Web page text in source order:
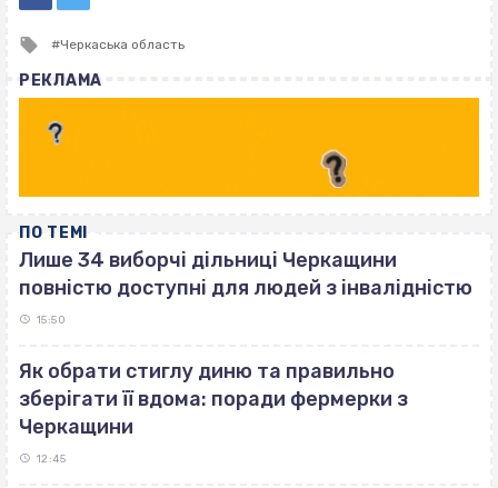
Tagged
Черкаська область
РЕКЛАМА
ПО ТЕМІ
Лише 34 виборчі дільниці Черкащини
повністю доступні для людей з інвалідністю
15:50
Як обрати стиглу диню та правильно
зберігати її вдома: поради фермерки з
Черкащини
12:45